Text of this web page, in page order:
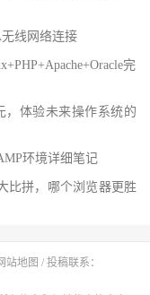
线网络连接
完
，体验未来操作系统的
环境详细笔记
比拼，哪个浏览器更胜
站地图 / 投稿联系：